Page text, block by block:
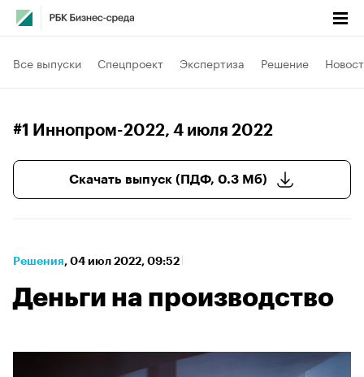
Все выпуски Спецпроект Экспертиза Решение
#1 Иннопром-2022, 4 июля 2022
Скачать выпуск (ПДФ, 0.3 Мб)
Решения⁠, 04 июл 2022, 09:52
Деньги на производство